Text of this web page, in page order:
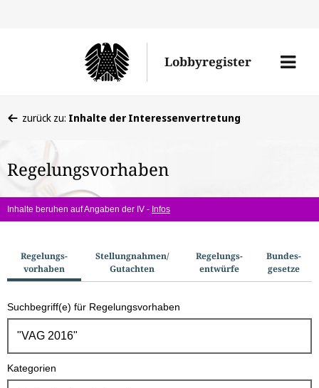
den
Lobbyregister
Menü
befinden
hier:
zurück zu: Inhalte der Interessenvertretung
Regelungsvorhaben
Inhalte beruhen auf Angaben der IV - Infos
u
c
h
o
Regelungs­
vorhaben
Stellungnahmen/​
Gutachten
Regelungs­
entwürfe
Bundes­
gesetze
Suchbegriff(e) für Regelungsvorhaben
Kategorien